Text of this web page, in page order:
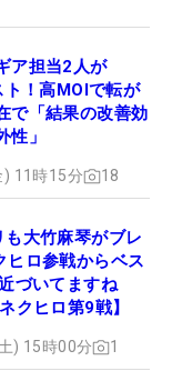
ア担当2人が
ト！高MOIで転が
で「結果の改善効
性」
11時15分 18
大竹麻琴がブレ
ロ参戦からベス
づいてますね
クヒロ第9戦】
) 15時00分 1